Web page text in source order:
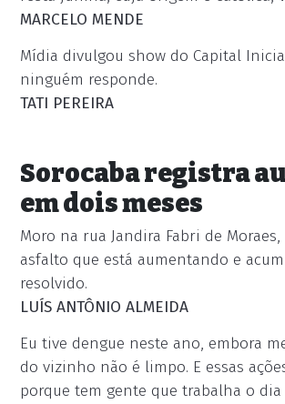
MARCELO MENDE
Mídia divulgou show do Capital
ninguém responde.
TATI PEREIRA
Sorocaba registra
em dois meses
Moro na rua Jandira Fabri de
asfalto que está aumentando e
resolvido.
LUÍS ANTÔNIO ALMEIDA
Eu tive dengue neste ano, embora
do vizinho não é limpo. E essas
porque tem gente que trabalha o